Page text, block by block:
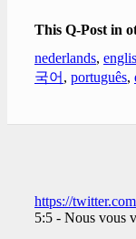
This Q-Post in
nederlands,
국어 , português,
https://
5:5 - Nous vous